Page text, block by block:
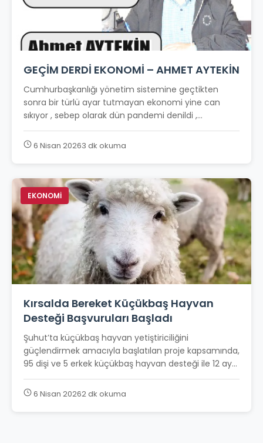
GEÇİM DERDİ EKONOMİ – AHMET AYTEKİN
Cumhurbaşkanlığı yönetim sistemine geçtikten
sonra bir türlü ayar tutmayan ekonomi yine can
sıkıyor , sebep olarak dün pandemi denildi ,...
6 Nisan 20263 dk okuma
EKONOMİ
Kırsalda Bereket Küçükbaş Hayvan
Desteği Başvuruları Başladı
Şuhut’ta küçükbaş hayvan yetiştiriciliğini
güçlendirmek amacıyla başlatılan proje kapsamında,
95 dişi ve 5 erkek küçükbaş hayvan desteği ile 12 ay...
6 Nisan 20262 dk okuma